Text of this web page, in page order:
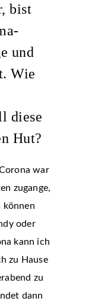
bist
und
Wie
diese
Hut?
war
zugange,
können
oder
kann ich
zu Hause
zu
dann